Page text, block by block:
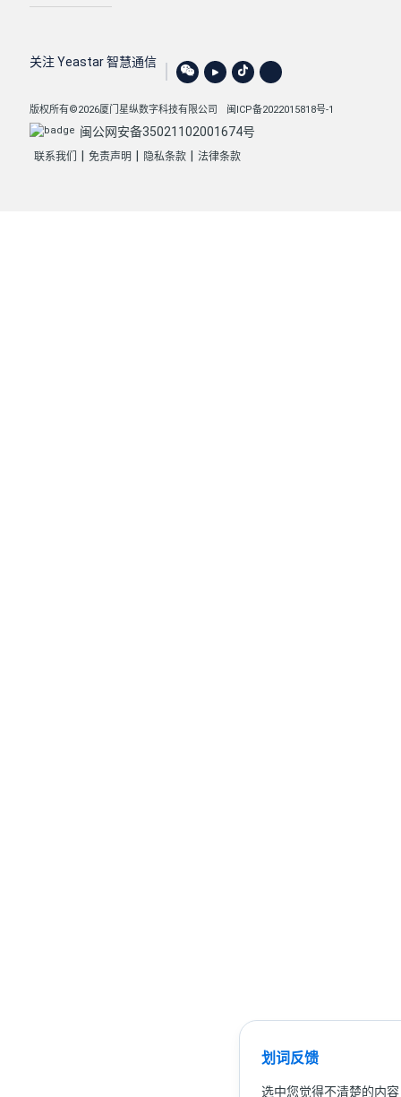
划词反馈
选中您觉得不清楚的内
关注 Yeastar 智慧通信
版权所有©2026厦门星纵数字科技有限公司 闽ICP备2022015818号-1
闽公网安备35021102001674号
联系我们 免责声明 隐私条款 法律条款